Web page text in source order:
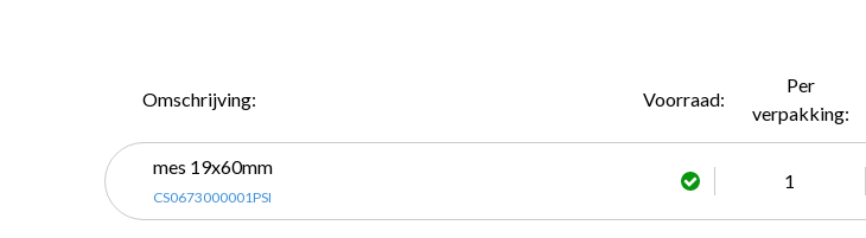
Omschrijving: Voorraad:
Per
verpakking:
mes 19x60mm
CS0673000001PSI
1